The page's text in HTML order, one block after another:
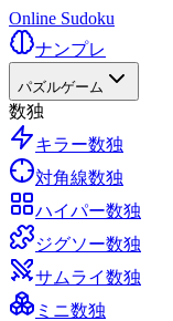
Online Sudoku
ナンプレ
パズルゲーム
数独
キラー数独
対角線数独
ハイパー数独
ジグソー数独
サムライ数独
ミニ数独